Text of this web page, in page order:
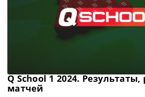
Q School 1 2024.
матчей